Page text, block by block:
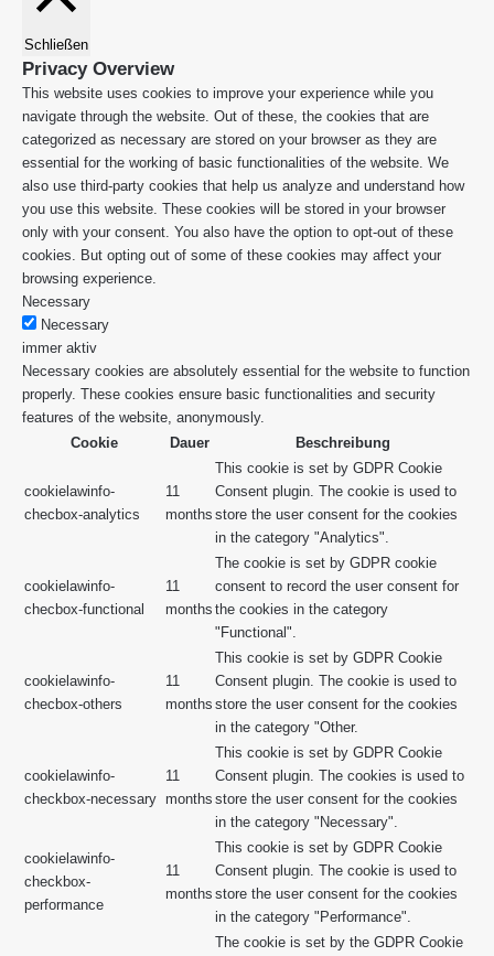
Schließen
Privacy Overview
This website uses cookies to improve your experience while you
navigate through the website. Out of these, the cookies that are
categorized as necessary are stored on your browser as they are
essential for the working of basic functionalities of the website. We
also use third-party cookies that help us analyze and understand how
you use this website. These cookies will be stored in your browser
only with your consent. You also have the option to opt-out of these
cookies. But opting out of some of these cookies may affect your
browsing experience.
Necessary
Necessary
immer aktiv
Necessary cookies are absolutely essential for the website to function
properly. These cookies ensure basic functionalities and security
features of the website, anonymously.
Cookie
Dauer Beschreibung
cookielawinfo-
checbox-analytics
11
months
This cookie is set by GDPR Cookie
Consent plugin. The cookie is used to
store the user consent for the cookies
in the category "Analytics".
cookielawinfo-
checbox-functional
11
months
The cookie is set by GDPR cookie
consent to record the user consent for
the cookies in the category
"Functional".
cookielawinfo-
checbox-others
11
months
This cookie is set by GDPR Cookie
Consent plugin. The cookie is used to
store the user consent for the cookies
in the category "Other.
cookielawinfo-
checkbox-necessary
11
months
This cookie is set by GDPR Cookie
Consent plugin. The cookies is used to
store the user consent for the cookies
in the category "Necessary".
cookielawinfo-
checkbox-
performance
11
months
This cookie is set by GDPR Cookie
Consent plugin. The cookie is used to
store the user consent for the cookies
in the category "Performance".
The cookie is set by the GDPR Cookie